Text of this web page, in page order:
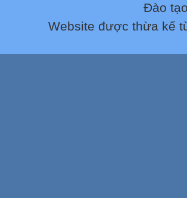
Đào
Website được thừa kế